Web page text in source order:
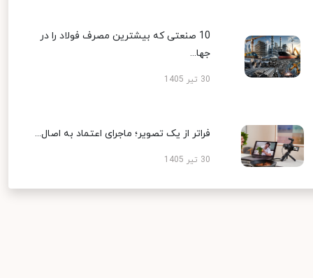
10 صنعتی که بیشترین مصرف فولاد را در
جها...
30 تیر 1405
فراتر از یک تصویر؛ ماجرای اعتماد به اصال...
30 تیر 1405